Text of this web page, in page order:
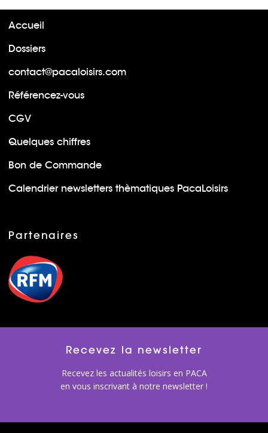
Accueil
Dossiers
contact@pacaloisirs.com
Référencez-vous
CGV
Quelques chiffres
Bon de Commande
Calendrier newsletters thèmatiques PacaLoisirs
Partenaires
Recevez la newsletter
Recevez les actualités loisirs en PACA
en vous inscrivant à notre newsletter !